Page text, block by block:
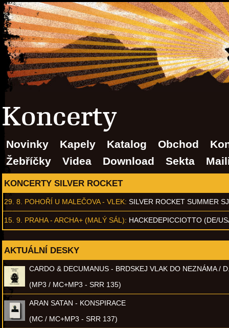
Koncerty
Novinky Kapely Katalog Obchod
Žebříčky
Videa Download Sekta
KONCERTY SILVER ROCKET
29. 8. POHOŘÍ U MALEČOVA - VLEK: SILVER ROCKET SUMMER
15. 9. PRAHA - ARCHA+ (MALÝ SÁL): HACKEDEPICCIOTTO (DE/
AKTUÁLNÍ DESKY
CARDO & DECUMANUS - BRDSKEJ VLAK DO NEZNÁMA /
(MP3 / MC+MP3 - SRR 135)
ARAN SATAN - KONSPIRACE
(MC / MC+MP3 - SRR 137)